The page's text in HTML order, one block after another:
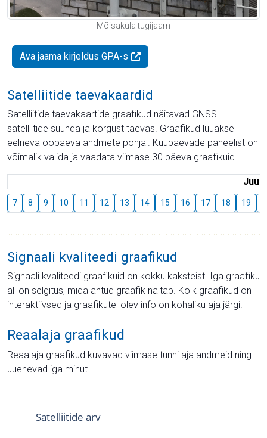
Mõisaküla tugijaam
Ava jaama kirjeldus GPA-s
Satelliitide taevakaardid
Satelliitide taevakaartide graafikud näitavad GNSS-
satelliitide suunda ja kõrgust taevas. Graafikud luuakse
eelneva ööpäeva andmete põhjal. Kuupäevade paneelist on
võimalik valida ja vaadata viimase 30 päeva graafikuid.
Juuli
7 8 9 10 11 12 13 14 15 16 17 18 19
Signaali kvaliteedi graafikud
Signaali kvaliteedi graafikuid on kokku kaksteist. Iga graafiku
all on selgitus, mida antud graafik näitab. Kõik graafikud on
interaktiivsed ja graafikutel olev info on kohaliku aja järgi.
Reaalaja graafikud
Reaalaja graafikud kuvavad viimase tunni aja andmeid ning
uuenevad iga minut.